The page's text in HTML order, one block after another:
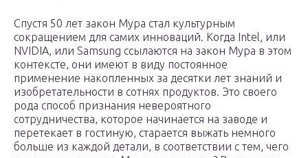
Спустя 50 лет закон Мура стал культурным
сокращением для самих инноваций. Когда Intel, или
NVIDIA, или Samsung ссылаются на закон Мура в этом
контексте, они имеют в виду постоянное
применение накопленных за десятки лет знаний и
изобретательности в сотнях продуктов. Это своего
рода способ признания невероятного
сотрудничества, которое начинается на заводе и
перетекает в гостиную, старается выжать немного
больше из каждой детали, в соответствии с тем, чего